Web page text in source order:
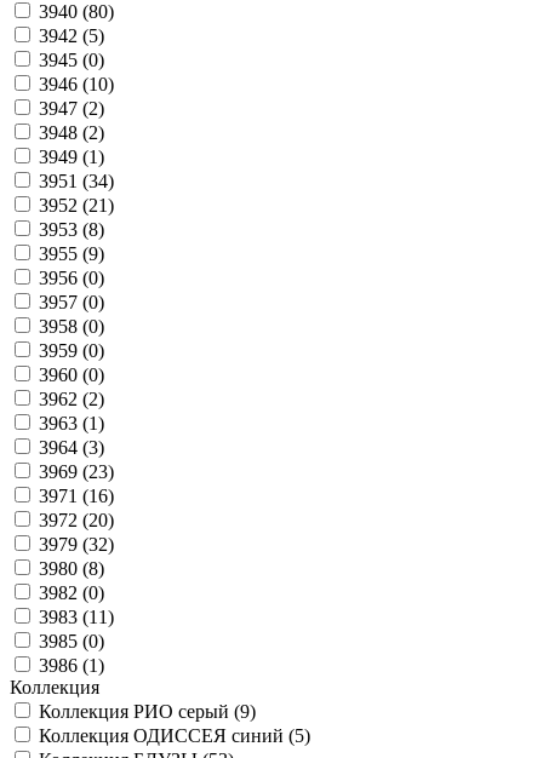
3940 (80)
3942 (5)
3945 (0)
3946 (10)
3947 (2)
3948 (2)
3949 (1)
3951 (34)
3952 (21)
3953 (8)
3955 (9)
3956 (0)
3957 (0)
3958 (0)
3959 (0)
3960 (0)
3962 (2)
3963 (1)
3964 (3)
3969 (23)
3971 (16)
3972 (20)
3979 (32)
3980 (8)
3982 (0)
3983 (11)
3985 (0)
3986 (1)
Коллекция
Коллекция РИО серый (9)
Коллекция ОДИССЕЯ синий (5)